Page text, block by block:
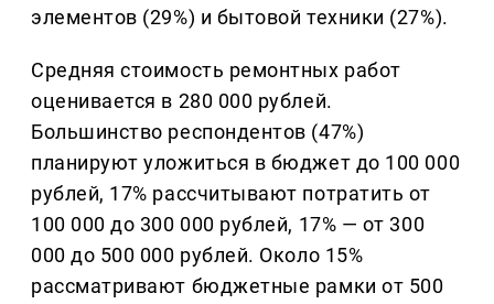
элементов (29%) и бытовой техники (27%).
Средняя стоимость ремонтных работ
оценивается в 280 000 рублей.
Большинство респондентов (47%)
планируют уложиться в бюджет до 100 000
рублей, 17% рассчитывают потратить от
100 000 до 300 000 рублей, 17% — от 300
000 до 500 000 рублей. Около 15%
рассматривают бюджетные рамки от 500